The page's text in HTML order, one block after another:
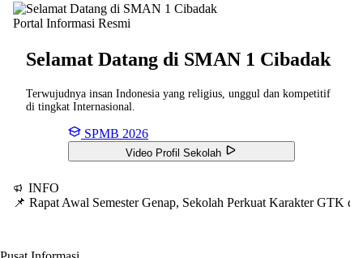
Portal Informasi Resmi
Selamat Datang di SMAN 1 Cibadak
Terwujudnya insan Indonesia yang religius, unggul dan kompetitif
di tingkat Internasional.
SPMB 2026
Video Profil Sekolah
INFO
📌 Rapat Awal Semester Genap, Sekolah Perkuat Karakter GTK